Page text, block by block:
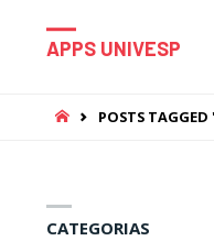
APPS UNIVESP
HOMEPOSTS
CATEGORIAS